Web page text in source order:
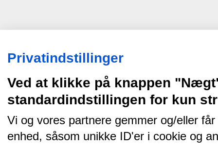
Privatindstillinger
Ved at klikke på knappen
standardindstillingen for kun
Vi og vores partnere gemmer og/eller
enhed, såsom unikke ID'er i cookie og